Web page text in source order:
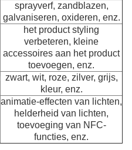
sprayverf, zandblazen,
galvaniseren, oxideren, enz.
het product styling
verbeteren, kleine
accessoires aan het product
toevoegen, enz.
zwart, wit, roze, zilver, grijs,
kleur, enz.
animatie-effecten van lichten,
helderheid van lichten,
toevoeging van NFC-
functies, enz.